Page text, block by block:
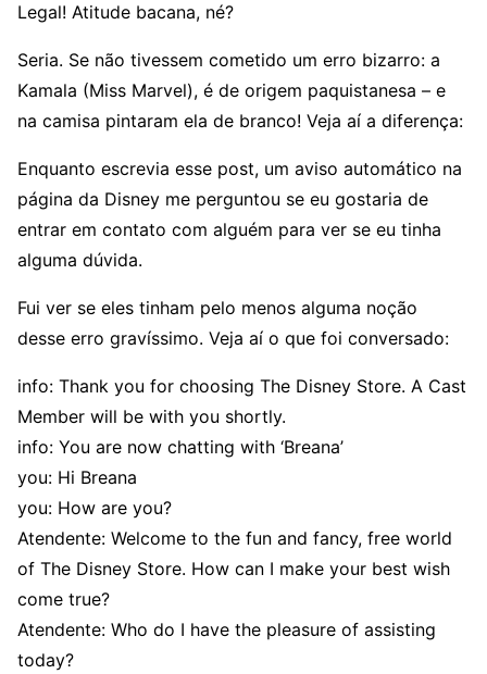
Legal! Atitude bacana, né?
Seria. Se não tivessem cometido um erro bizarro: a
Kamala (Miss Marvel), é de origem paquistanesa – e
na camisa pintaram ela de branco! Veja aí a diferença:
Enquanto escrevia esse post, um aviso automático na
página da Disney me perguntou se eu gostaria de
entrar em contato com alguém para ver se eu tinha
alguma dúvida.
Fui ver se eles tinham pelo menos alguma noção
desse erro gravíssimo. Veja aí o que foi conversado:
info: Thank you for choosing The Disney Store. A Cast
Member will be with you shortly.
info: You are now chatting with ‘Breana’
you: Hi Breana
you: How are you?
Atendente: Welcome to the fun and fancy, free world
of The Disney Store. How can I make your best wish
come true?
Atendente: Who do I have the pleasure of assisting
today?